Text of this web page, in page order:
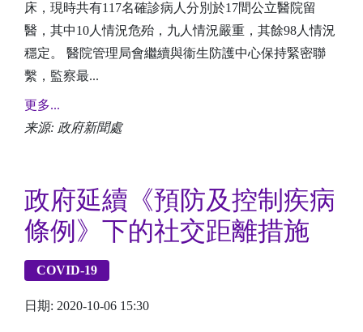
床，現時共有117名確診病人分別於17間公立醫院留
醫，其中10人情況危殆，九人情況嚴重，其餘98人情況
穩定。 醫院管理局會繼續與衞生防護中心保持緊密聯
繫，監察最...
更多...
来源: 政府新聞處
政府延續《預防及控制疾病
條例》下的社交距離措施
COVID-19
日期: 2020-10-06 15:30